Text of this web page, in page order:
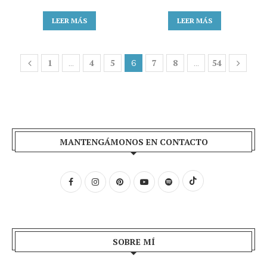
LEER MÁS LEER MÁS
1 … 4 5 6 7 8 … 54
MANTENGÁMONOS EN CONTACTO
SOBRE MÍ